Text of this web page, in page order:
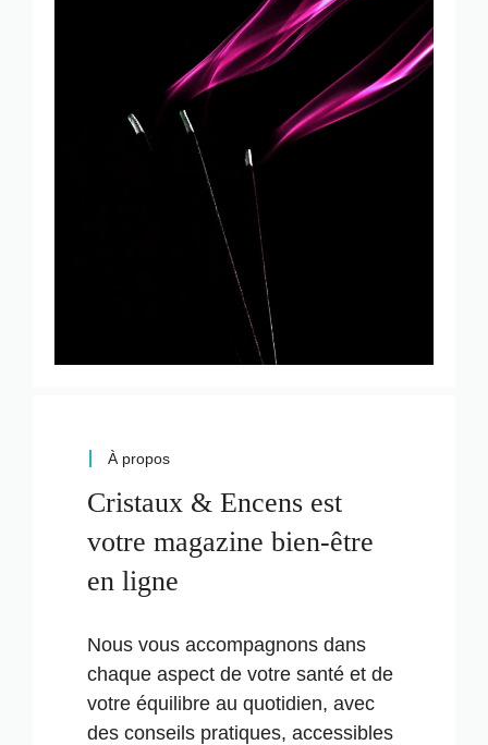
À propos
Cristaux & Encens est
votre magazine bien-être
en ligne
Nous vous accompagnons dans
chaque aspect de votre santé et de
votre équilibre au quotidien, avec
des conseils pratiques, accessibles